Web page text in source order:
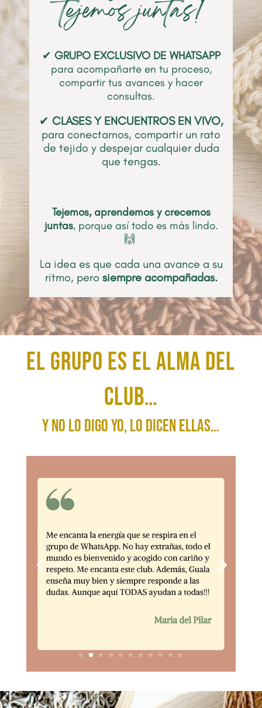
tejemos juntas!
✔ GRUPOEXCLUSIVO DE WHATSAPP
para acompañarte en tu proceso,
compartir tus avances y hacer
consultas.
✔ CLASES Y ENCUENTROS EN VIVO,
para conectarnos, compartir un rato
de tejido y despejar cualquier duda
que tengas.
Tejemos, aprendemos y crecemos
juntas, porque así todo es más lindo.
🙌
La idea es que cada una avance a su
ritmo, pero siempre acompañadas.
El grupo es el alma del
Club…
y no lo digo yo, lo dicen ellas…